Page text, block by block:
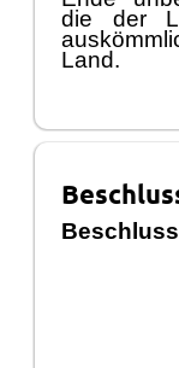
die der
auskö
Land.